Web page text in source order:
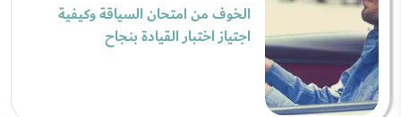
الخوف من امتحان السياقة وكيفية
اجتياز اختبار القيادة بنجاح